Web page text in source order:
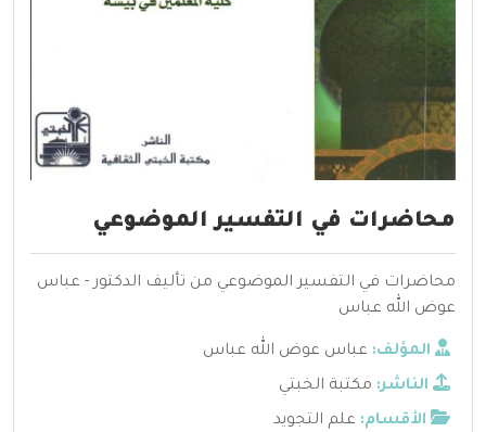
محاضرات في التفسير الموضوعي
محاضرات في التفسير الموضوعي من تأليف الدكتور - عباس
عوض الله عباس
المؤلف: عباس عوض الله عباس
الناشر: مكتبة الخبتي
الأقسام: علم التجويد